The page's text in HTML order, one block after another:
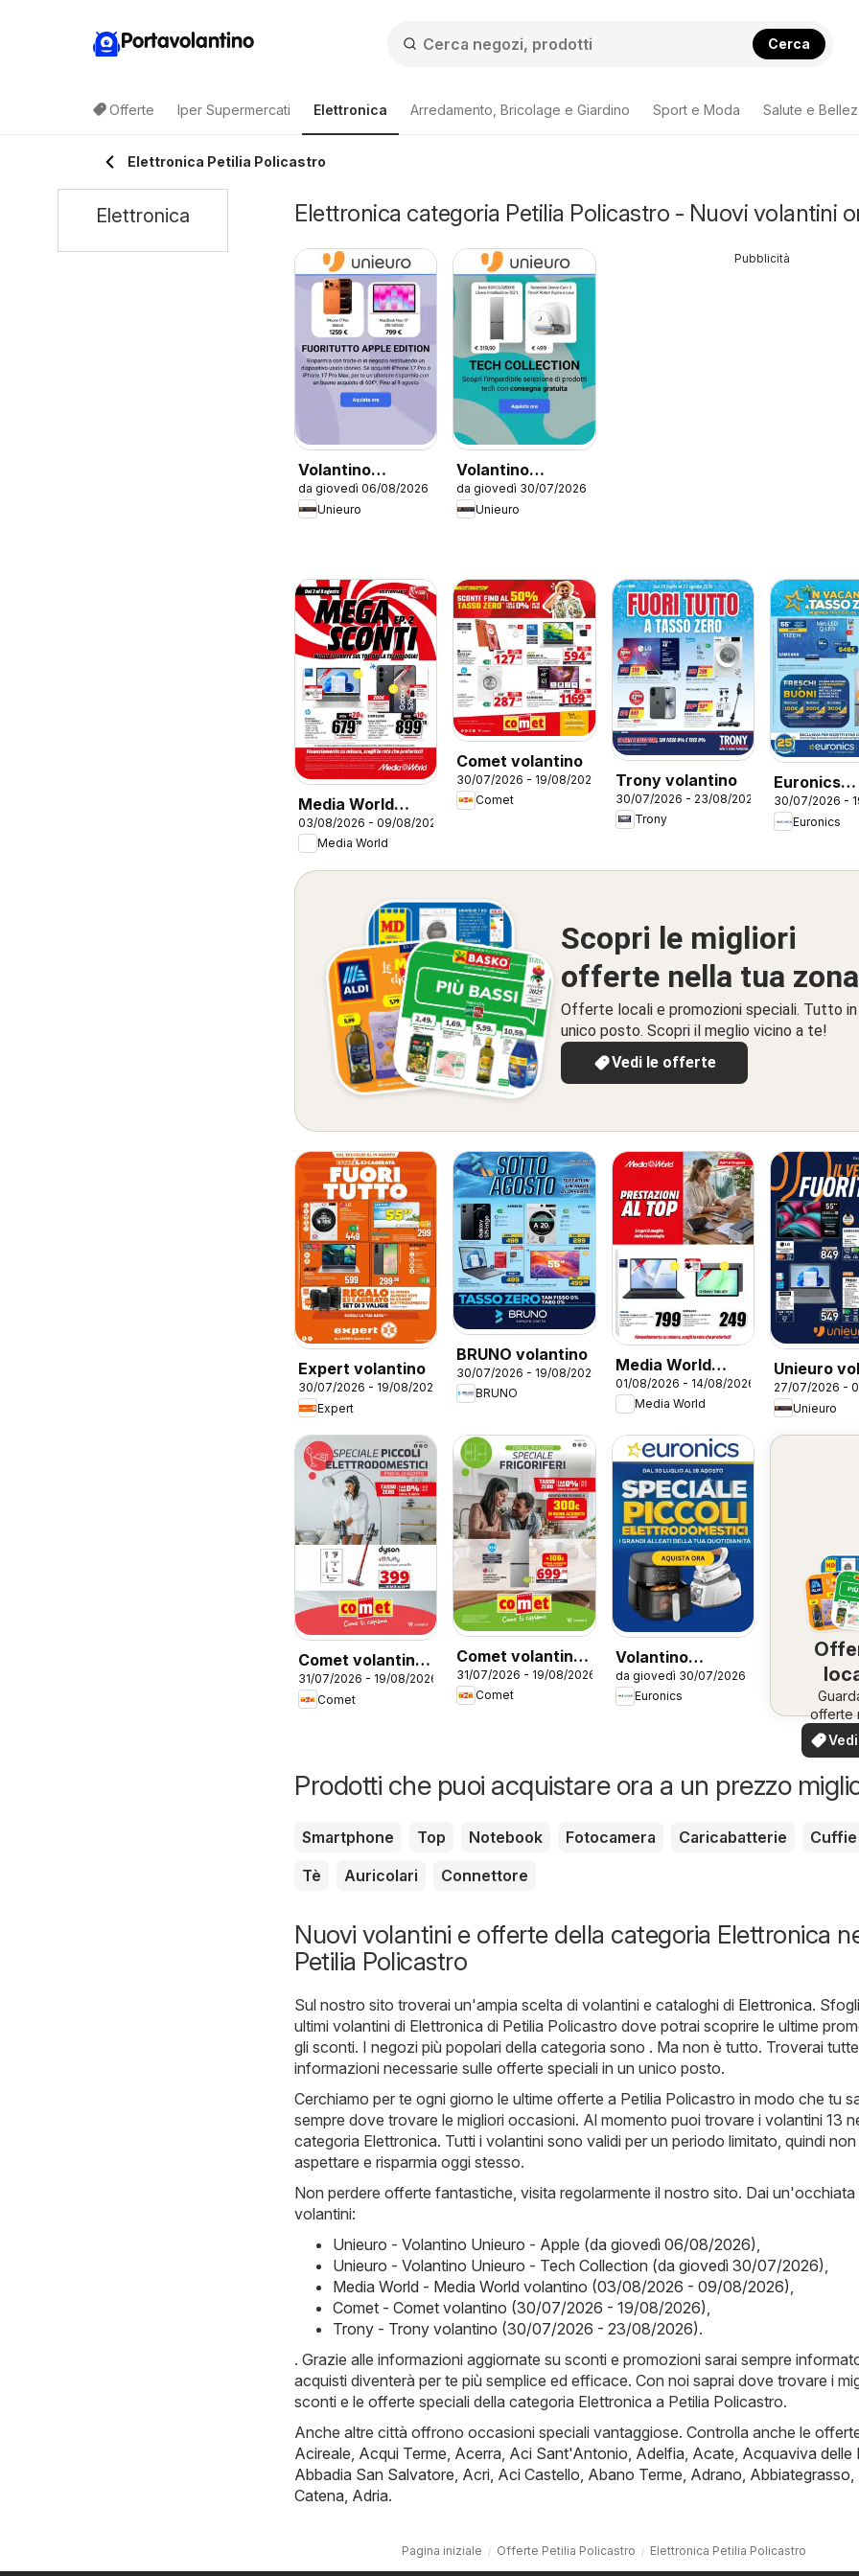
Portavolantino Cerca
Offerte Iper Supermercati Elettronica Arredamento, Bricolage e Giardino Sport e Moda Salute e
Elettronica Petilia Policastro
Elettronica categoria Petilia Policastro - Nuovi volantini
Volantino
Unieuro - Apple
da giovedì 06/08/2026
Unieuro
Volantino
Unieuro - Tech
Collection
da giovedì 30/07/2026
Unieuro
Pubblicità
Media World
volantino
03/08/2026 - 09/08/2026
Media World
Comet volantino
30/07/2026 - 19/08/2026
Comet
Trony volantino
30/07/2026 - 23/08/2026
Trony
Euronics
volantino
30/07/2026 -
Euronics
Scopri le migliori
offerte nella tua zona
Offerte locali e promozioni speciali. Tutto in
unico posto. Scopri il meglio vicino a te!
Vedi le offerte
Expert volantino
30/07/2026 - 19/08/2026
Expert
BRUNO volantino
30/07/2026 - 19/08/2026
BRUNO
Media World
volantino
Prestazioni al top
01/08/2026 - 14/08/2026
Media World
Unieuro
27/07/2026 -
Unieuro
Comet volantino
Piccoli
Elettrodomestici
31/07/2026 - 19/08/2026
Comet
Comet volantino
Frigoriferi
31/07/2026 - 19/08/2026
Comet
Volantino
Euronics -
Speciale Piccoli
da giovedì 30/07/2026
Euronics
offerte
tua
Prodotti che puoi acquistare ora a un prezzo
Smartphone Top Notebook Fotocamera Caricabatterie
Cuffie
Tè
Auricolari Connettore
Nuovi volantini e offerte della categoria Elettronica
Petilia Policastro
Sul nostro sito troverai un'ampia scelta di volantini e cataloghi di Elettronica.
ultimi volantini di Elettronica di Petilia Policastro dove potrai scoprire le ultime
gli sconti. I negozi più popolari della categoria sono . Ma non è tutto. Troverai
informazioni necessarie sulle offerte speciali in un unico posto.
Cerchiamo per te ogni giorno le ultime offerte a Petilia Policastro in modo che tu
sempre dove trovare le migliori occasioni. Al momento puoi trovare i volantini 13
categoria Elettronica. Tutti i volantini sono validi per un periodo limitato, quindi non
aspettare e risparmia oggi stesso.
Non perdere offerte fantastiche, visita regolarmente il nostro sito. Dai un'occhiata
volantini:
Unieuro - Volantino Unieuro - Apple (da giovedì 06/08/2026),
Unieuro - Volantino Unieuro - Tech Collection (da giovedì 30/07/2026),
Media World - Media World volantino (03/08/2026 - 09/08/2026),
Comet - Comet volantino (30/07/2026 - 19/08/2026),
Trony - Trony volantino (30/07/2026 - 23/08/2026).
. Grazie alle informazioni aggiornate su sconti e promozioni sarai sempre
acquisti diventerà per te più semplice ed efficace. Con noi saprai dove trovare i
sconti e le offerte speciali della categoria Elettronica a Petilia Policastro.
Anche altre città offrono occasioni speciali vantaggiose. Controlla anche le
Acireale, Acqui Terme, Acerra, Aci Sant'Antonio, Adelfia, Acate, Acquaviva delle
Abbadia San Salvatore, Acri, Aci Castello, Abano Terme, Adrano, Abbiategrasso,
Catena, Adria.
Pagina iniziale Offerte Petilia Policastro Elettronica Petilia Policastro
Elettronica